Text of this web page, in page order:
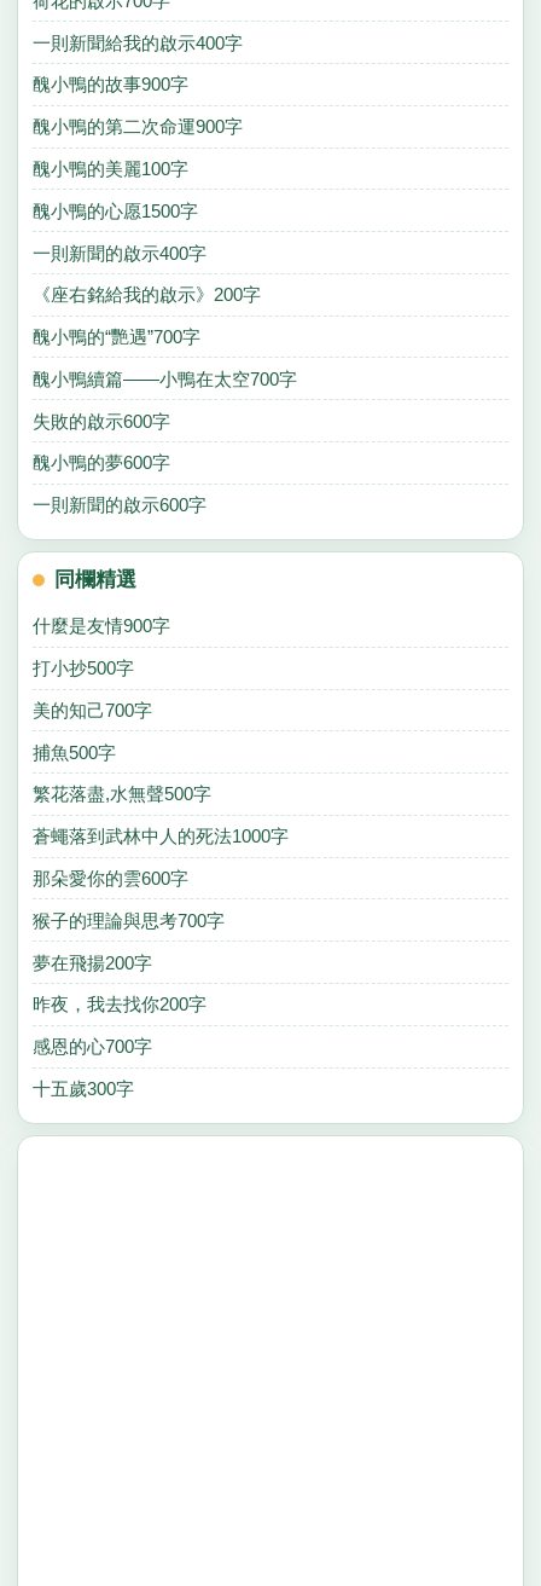
一則新聞給我的啟示400字
醜小鴨的故事900字
醜小鴨的第二次命運900字
醜小鴨的美麗100字
醜小鴨的心愿1500字
一則新聞的啟示400字
《座右銘給我的啟示》200字
醜小鴨的“艷遇”700字
醜小鴨續篇——小鴨在太空700字
失敗的啟示600字
醜小鴨的夢600字
一則新聞的啟示600字
同欄精選
什麼是友情900字
打小抄500字
美的知己700字
捕魚500字
繁花落盡,水無聲500字
蒼蠅落到武林中人的死法1000字
那朵愛你的雲600字
猴子的理論與思考700字
夢在飛揚200字
昨夜，我去找你200字
感恩的心700字
十五歲300字